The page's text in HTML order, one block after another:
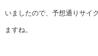
いましたので、予想通りサイ
ますね。